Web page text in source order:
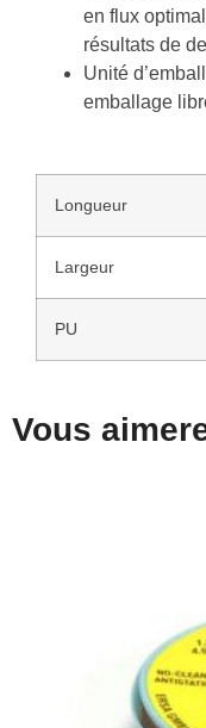
en flux
résultats de
Unité
emballage
Longueur
Largeur
PU
Vous